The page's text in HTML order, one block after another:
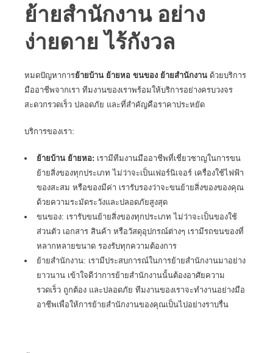
ย้ายสำนักงาน อย่าง
ง่ายดาย ไร้กังวล
หมดปัญหาการย้ายบ้าน ย้ายหอ ขนของ ย้ายสำนักงาน ด้วยบริการ
มืออาชีพจากเรา ทีมงานของเราพร้อมให้บริการอย่างครบวงจร
สะดวกรวดเร็ว ปลอดภัย และที่สำคัญคือราคาประหยัด
บริการของเรา:
ย้ายบ้าน ย้ายหอ: เรามีทีมงานมืออาชีพที่เชี่ยวชาญในการขน
ย้ายสิ่งของทุกประเภท ไม่ว่าจะเป็นเฟอร์นิเจอร์ เครื่องใช้ไฟฟ้า
ของสะสม หรือของมีค่า เรารับรองว่าจะขนย้ายสิ่งของของคุณ
ด้วยความระมัดระวังและปลอดภัยสูงสุด
ขนของ: เรารับขนย้ายสิ่งของทุกประเภท ไม่ว่าจะเป็นของใช้
ส่วนตัว เอกสาร สินค้า หรือวัสดุอุปกรณ์ต่างๆ เรามีรถขนของที่
หลากหลายขนาด รองรับทุกความต้องการ
ย้ายสำนักงาน: เรามีประสบการณ์ในการย้ายสำนักงานมาอย่าง
ยาวนาน เข้าใจดีว่าการย้ายสำนักงานนั้นต้องอาศัยความ
รวดเร็ว ถูกต้อง และปลอดภัย ทีมงานของเราจะทำงานอย่างมือ
อาชีพเพื่อให้การย้ายสำนักงานของคุณเป็นไปอย่างราบรื่น